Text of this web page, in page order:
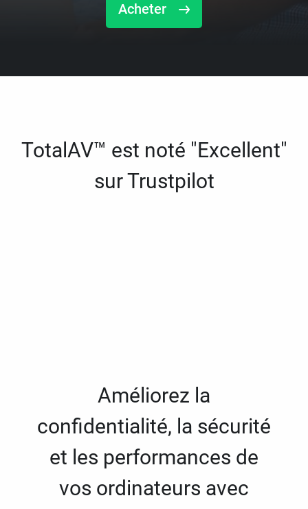
Acheter
TotalAV™ est noté "Excellent"
sur Trustpilot
Améliorez la
confidentialité, la sécurité
et les performances de
vos ordinateurs avec